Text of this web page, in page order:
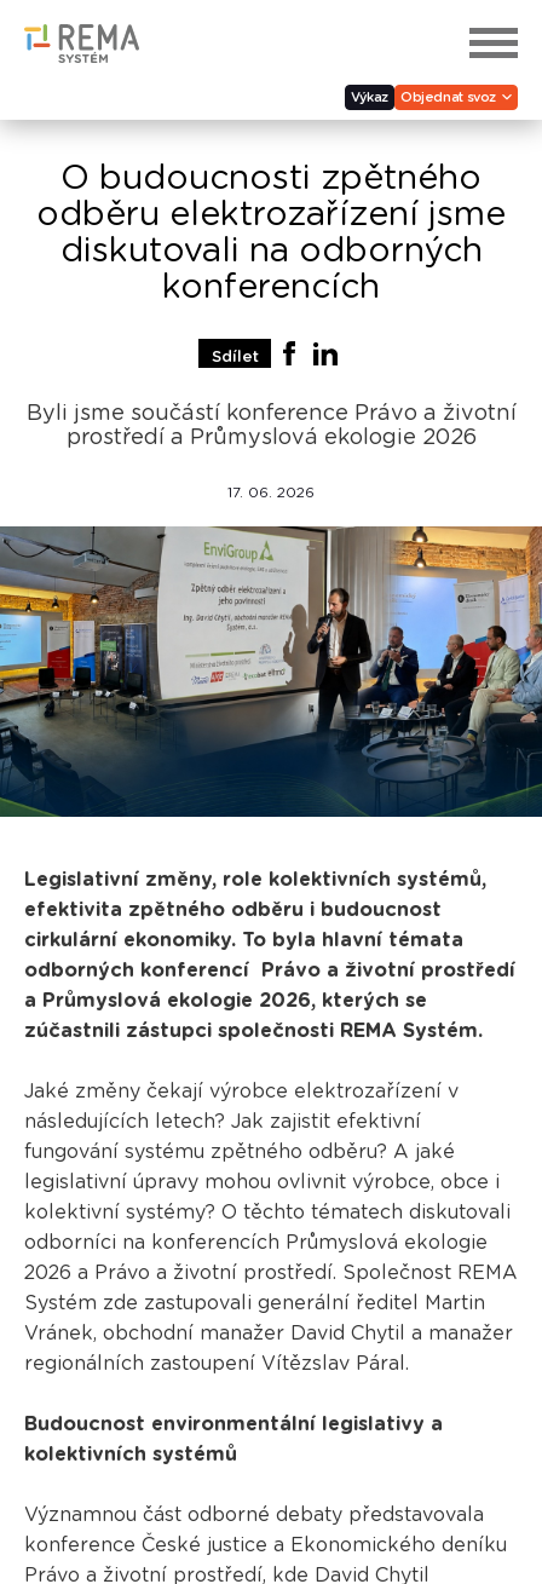
Výkaz Objednat svoz
O budoucnosti zpětného
odběru elektrozařízení jsme
diskutovali na odborných
konferencích
Sdílet
Byli jsme součástí konference Právo a životní
prostředí a Průmyslová ekologie 2026
17. 06. 2026
Legislativní změny, role kolektivních systémů,
efektivita zpětného odběru i budoucnost
cirkulární ekonomiky. To byla hlavní témata
odborných konferencí Právo a životní prostředí
a Průmyslová ekologie 2026, kterých se
zúčastnili zástupci společnosti REMA Systém.
Jaké změny čekají výrobce elektrozařízení v
následujících letech? Jak zajistit efektivní
fungování systému zpětného odběru? A jaké
legislativní úpravy mohou ovlivnit výrobce, obce i
kolektivní systémy? O těchto tématech diskutovali
odborníci na konferencích Průmyslová ekologie
2026 a Právo a životní prostředí. Společnost REMA
Systém zde zastupovali generální ředitel Martin
Vránek, obchodní manažer David Chytil a manažer
regionálních zastoupení Vítězslav Páral.
Budoucnost environmentální legislativy a
kolektivních systémů
Významnou část odborné debaty představovala
konference České justice a Ekonomického deníku
Právo a životní prostředí, kde David Chytil